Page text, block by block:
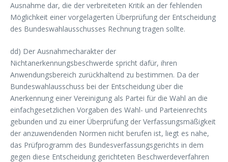
Ausnahme dar, die der verbreiteten Kritik an der fehlenden
Möglichkeit einer vorgelagerten Überprüfung der Entscheidung
des Bundeswahlausschusses Rechnung tragen sollte.
dd) Der Ausnahmecharakter der
Nichtanerkennungsbeschwerde spricht dafür, ihren
Anwendungsbereich zurückhaltend zu bestimmen. Da der
Bundeswahlausschuss bei der Entscheidung über die
Anerkennung einer Vereinigung als Partei für die Wahl an die
einfachgesetzlichen Vorgaben des Wahl- und Parteienrechts
gebunden und zu einer Überprüfung der Verfassungsmäßigkeit
der anzuwendenden Normen nicht berufen ist, liegt es nahe,
das Prüfprogramm des Bundesverfassungsgerichts in dem
gegen diese Entscheidung gerichteten Beschwerdeverfahren